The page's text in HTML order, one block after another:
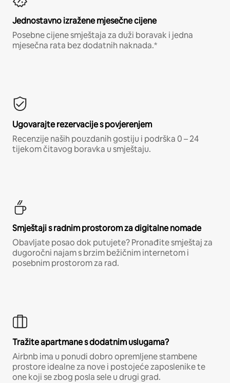
Jednostavno izražene mjesečne cijene
Posebne cijene smještaja za duži boravak i jedna
mjesečna rata bez dodatnih naknada.*
Ugovarajte rezervacije s povjerenjem
Recenzije naših pouzdanih gostiju i podrška 0 – 24
tijekom čitavog boravka u smještaju.
Smještaji s radnim prostorom za digitalne nomade
Obavljate posao dok putujete? Pronađite smještaj za
dugoročni najam s brzim bežičnim internetom i
posebnim prostorom za rad.
Tražite apartmane s dodatnim uslugama?
Airbnb ima u ponudi dobro opremljene stambene
prostore idealne za nove i postojeće zaposlenike te
one koji se zbog posla sele u drugi grad.